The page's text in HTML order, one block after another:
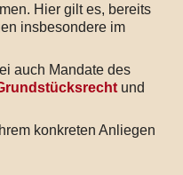
Hier gilt es, bereits
insbesondere im
auch Mandate des
und
konkreten Anliegen